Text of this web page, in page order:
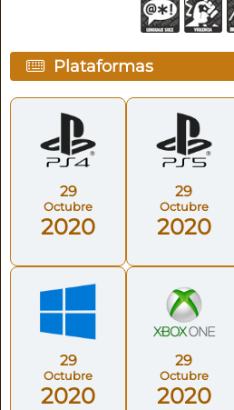
Plataformas
29
Octubre
2020
29
Octubre
2020
29
Octubre
2020
29
Octubre
2020